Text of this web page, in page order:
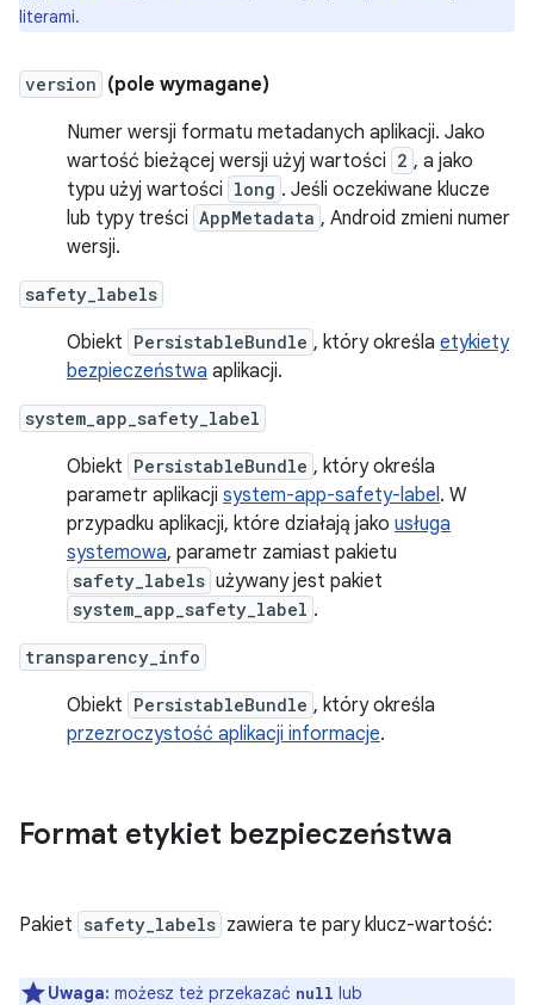
literami.
version (pole wymagane)
Numer wersji formatu metadanych aplikacji. Jako
wartość bieżącej wersji użyj wartości 2 , a jako
typu użyj wartości long . Jeśli oczekiwane klucze
lub typy treści AppMetadata , Android zmieni numer
wersji.
safety_labels
Obiekt PersistableBundle , który określa etykiety
bezpieczeństwa aplikacji.
system_app_safety_label
Obiekt PersistableBundle , który określa
parametr aplikacji system-app-safety-label. W
przypadku aplikacji, które działają jako usługa
systemowa, parametr zamiast pakietu
safety_labels używany jest pakiet
system_app_safety_label .
transparency_info
Obiekt PersistableBundle , który określa
przezroczystość aplikacji informacje.
Format etykiet bezpieczeństwa
Pakiet safety_labels zawiera te pary klucz-wartość:
Uwaga: możesz też przekazać null lub